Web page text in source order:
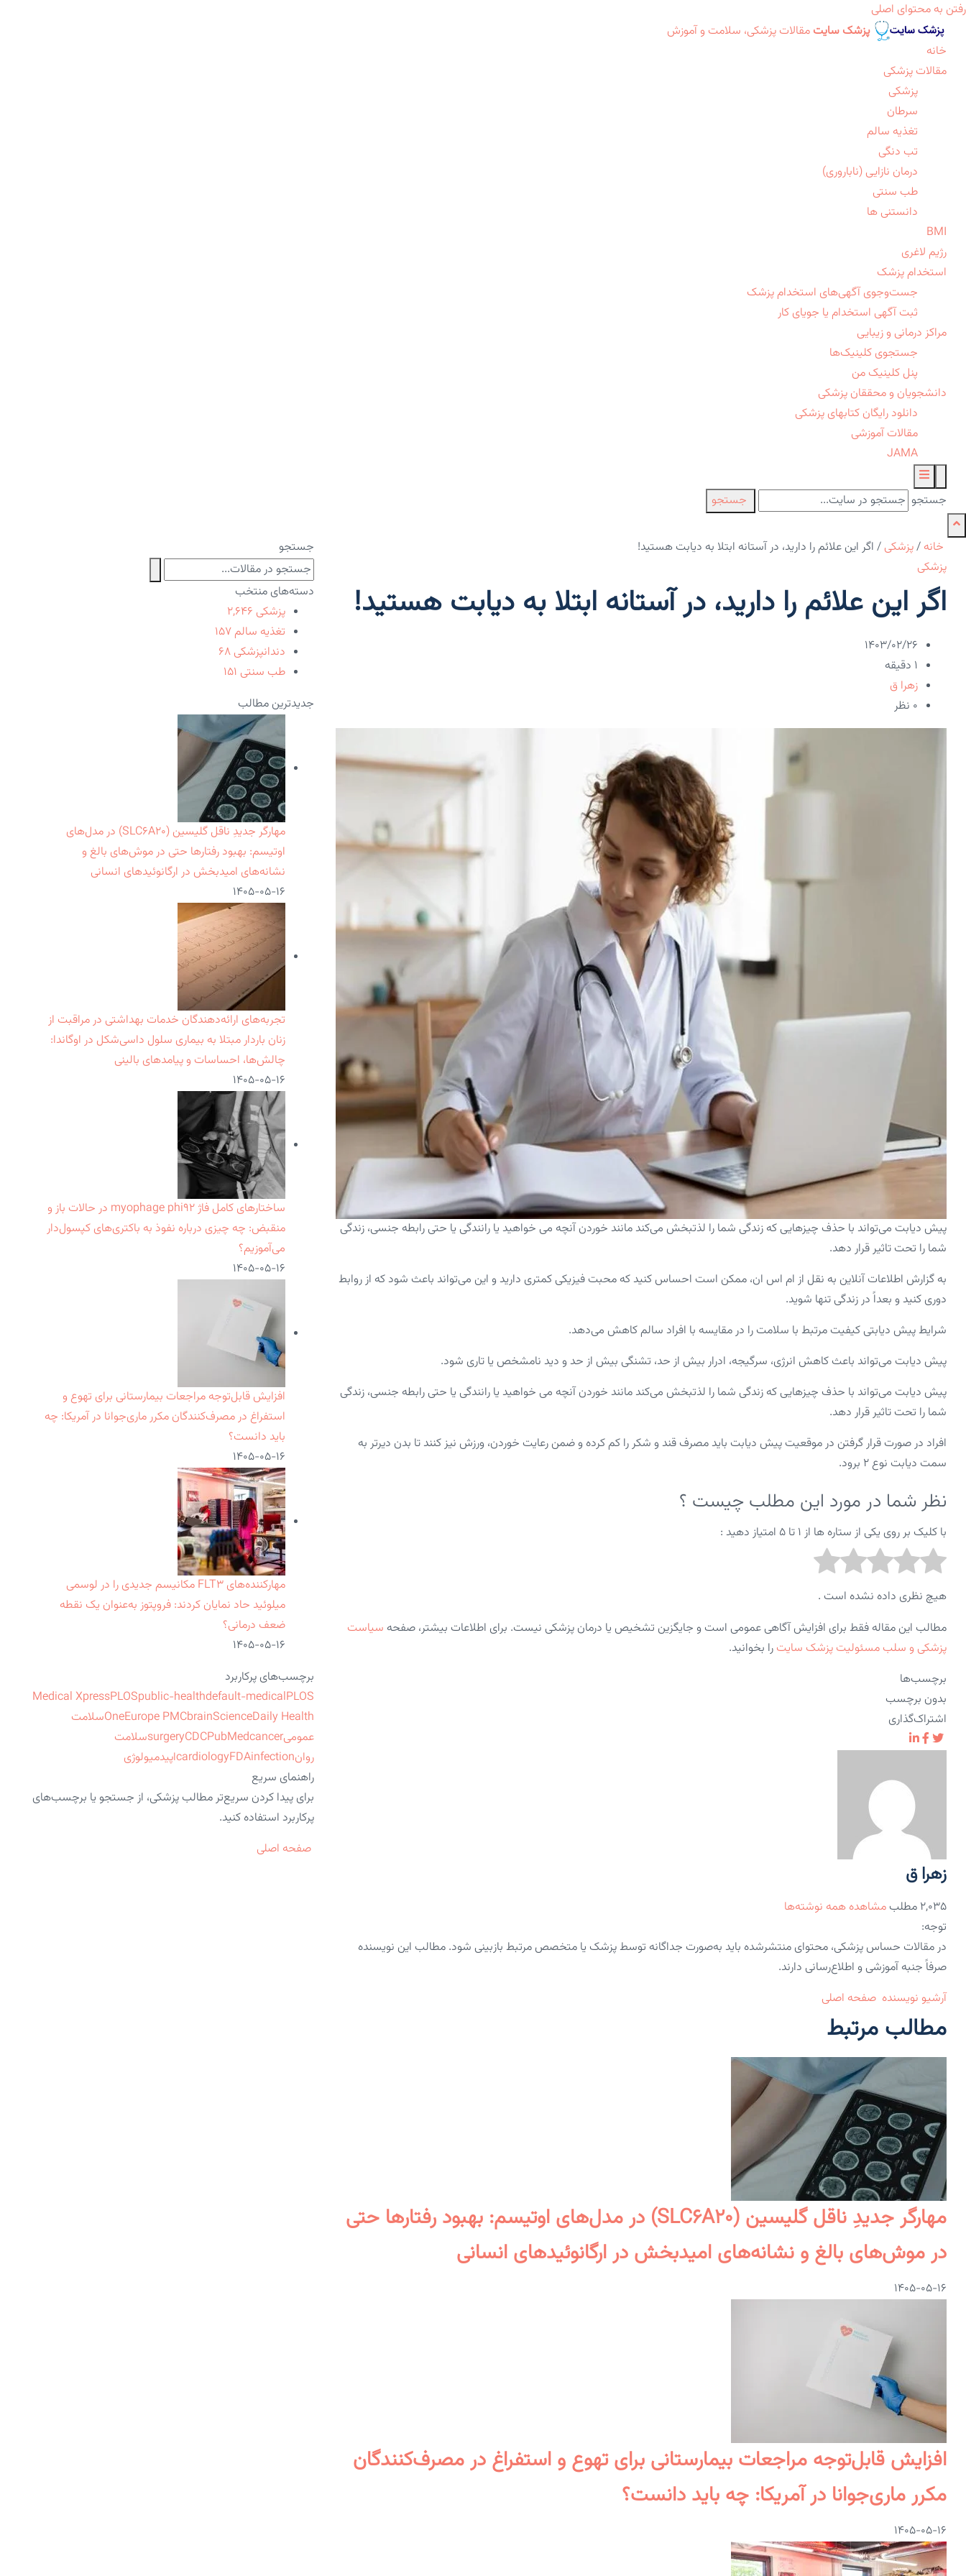
رفتن به محتوای اصلی
پزشک سایت مقالات پزشکی، سلامت و آموزش
خانه
مقالات پزشکی
پزشکی
سرطان
تغذیه سالم
تب دنگی
درمان نازایی (ناباروری)
طب سنتی
دانستنی ها
BMI
رژیم لاغری
استخدام پزشک
جست‌وجوی آگهی‌های استخدام پزشک
ثبت آگهی استخدام یا جویای کار
مراکز درمانی و زیبایی
جستجوی کلینیک‌ها
پنل کلینیک من
دانشجویان و محققان پزشکی
دانلود رایگان کتابهای پزشکی
مقالات آموزشی
JAMA
جستجو جستجو
خانه /پزشکی / اگر این علائم را دارید، در آستانه ابتلا به دیابت هستید!
پزشکی
اگر این علائم را دارید، در آستانه ابتلا به دیابت هستید!
۱۴۰۳/۰۲/۲۶
1 دقیقه
زهرا ق
۰ نظر
پیش دیابت می‌تواند با حذف چیزهایی که زندگی شما را لذتبخش می‌کند مانند خوردن آنچه می خواهید یا رانندگی یا حتی رابطه جنسی، زندگی
شما را تحت تاثیر قرار دهد.
به گزارش اطلاعات آنلاین به نقل از ام اس ان، ممکن است احساس کنید که محبت فیزیکی کمتری دارید و این می‌تواند باعث شود که از روابط
دوری کنید و بعداً در زندگی تنها شوید.
شرایط پیش دیابتی کیفیت مرتبط با سلامت را در مقایسه با افراد سالم کاهش می‌دهد.
پیش دیابت می‌تواند باعث کاهش انرژی، سرگیجه، ادرار بیش از حد، تشنگی بیش از حد و دید نامشخص یا تاری شود.
پیش دیابت می‌تواند با حذف چیزهایی که زندگی شما را لذتبخش می‌کند مانند خوردن آنچه می خواهید یا رانندگی یا حتی رابطه جنسی، زندگی
شما را تحت تاثیر قرار دهد.
افراد در صورت قرار گرفتن در موقعیت پیش دیابت باید مصرف قند و شکر را کم کرده و ضمن رعایت خوردن، ورزش نیز کنند تا بدن دیرتر به
سمت دیابت نوع ۲ برود.
نظر شما در مورد این مطلب چیست ؟
با کلیک بر روی یکی از ستاره ها از ۱ تا ۵ امتیاز دهید :
هیچ نظری داده نشده است .
مطالب این مقاله فقط برای افزایش آگاهی عمومی است و جایگزین تشخیص یا درمان پزشکی نیست. برای اطلاعات بیشتر، صفحه سیاست
پزشکی و سلب مسئولیت پزشک سایت را بخوانید.
برچسب‌ها
بدون برچسب
اشتراک‌گذاری
زهرا ق
۲,۰۳۵ مطلب
مشاهده همه نوشته‌ها
توجه:
در مقالات حساس پزشکی، محتوای منتشرشده باید به‌صورت جداگانه توسط پزشک یا متخصص مرتبط بازبینی شود. مطالب این نویسنده
صرفاً جنبه آموزشی و اطلاع‌رسانی دارند.
آرشیو نویسنده صفحه اصلی
مطالب مرتبط
مهارگر جدیدِ ناقل گلیسین (SLC۶A۲۰) در مدل‌های اوتیسم: بهبود رفتارها حتی
در موش‌های بالغ و نشانه‌های امیدبخش در ارگانوئیدهای انسانی
۱۴۰۵-۰۵-۱۶
افزایش قابل‌توجه مراجعات بیمارستانی برای تهوع و استفراغ در مصرف‌کنندگان
مکرر ماری‌جوانا در آمریکا: چه باید دانست؟
۱۴۰۵-۰۵-۱۶
جستجو
دسته‌های منتخب
پزشکی ۲,۶۴۶
تغذیه سالم ۱۵۷
دندانپزشکی ۶۸
طب سنتی ۱۵۱
جدیدترین مطالب
مهارگر جدیدِ ناقل گلیسین (SLC۶A۲۰) در مدل‌های
اوتیسم: بهبود رفتارها حتی در موش‌های بالغ و
نشانه‌های امیدبخش در ارگانوئیدهای انسانی
۱۴۰۵-۰۵-۱۶
تجربه‌های ارائه‌دهندگان خدمات بهداشتی در مراقبت از
زنان باردار مبتلا به بیماری سلول داسی‌شکل در اوگاندا:
چالش‌ها، احساسات و پیامدهای بالینی
۱۴۰۵-۰۵-۱۶
ساختارهای کامل فاژ myophage phi۹۲ در حالات باز و
منقبض: چه چیزی درباره نفوذ به باکتری‌های کپسول‌دار
می‌آموزیم؟
۱۴۰۵-۰۵-۱۶
افزایش قابل‌توجه مراجعات بیمارستانی برای تهوع و
استفراغ در مصرف‌کنندگان مکرر ماری‌جوانا در آمریکا: چه
باید دانست؟
۱۴۰۵-۰۵-۱۶
مهارکننده‌های FLT۳ مکانیسم جدیدی را در لوسمی
میلوئید حاد نمایان کردند: فروپتوز به‌عنوان یک نقطه
ضعف درمانی؟
۱۴۰۵-۰۵-۱۶
برچسب‌های پرکاربرد
Medical XpressPLOSpublic-healthdefault-medicalPLOS
OneEurope PMCbrainScienceDaily Health
سلامت
عمومی
surgeryCDCPubMedcancer
سلامت
روان
cardiologyFDAinfection
اپیدمیولوژی
راهنمای سریع
برای پیدا کردن سریع‌تر مطالب پزشکی، از جستجو یا برچسب‌های
پرکاربرد استفاده کنید.
صفحه اصلی